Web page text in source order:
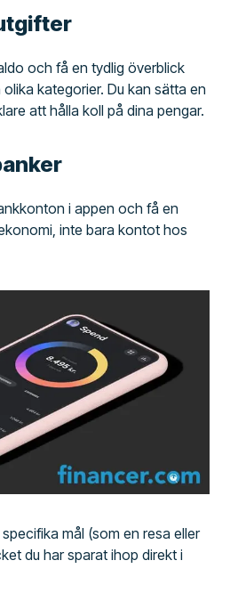
och få en tydlig överblick
kategorier. Du kan sätta en
att hålla koll på dina pengar.
i appen och få en
inte bara kontot hos
mål (som en resa eller
du har sparat ihop direkt i